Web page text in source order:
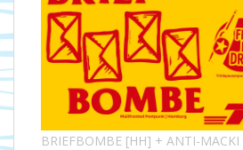
BRIEFBOMBE [HH] + ANTI-MACKI